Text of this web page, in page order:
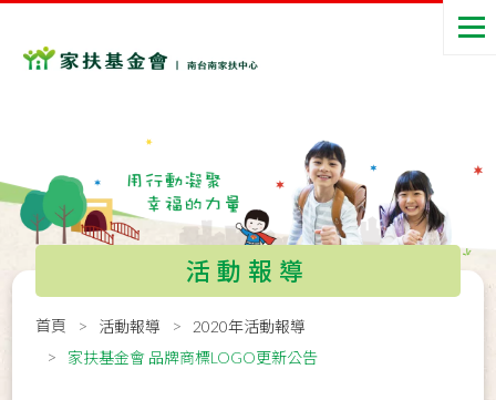
活動報導
首頁 活動報導
2020年活動報導
家扶基金會 品牌商標LOGO更新公告